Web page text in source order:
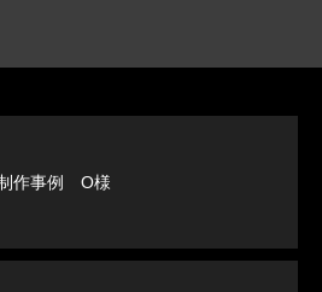
作事例 O様